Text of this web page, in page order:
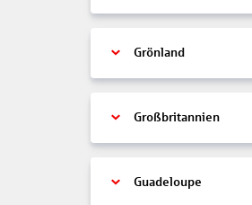
Grönland
Großbritannien
Guadeloupe